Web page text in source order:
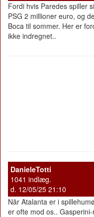
Fordi hvis Paredes spiller
PSG 2 millioner euro, og
Boca til sommer. Her er
ikke indregnet..
DanieleTotti
1041 indlæg.
d. 12/05/25 21:10
Når Atalanta er i
er ofte mod os..